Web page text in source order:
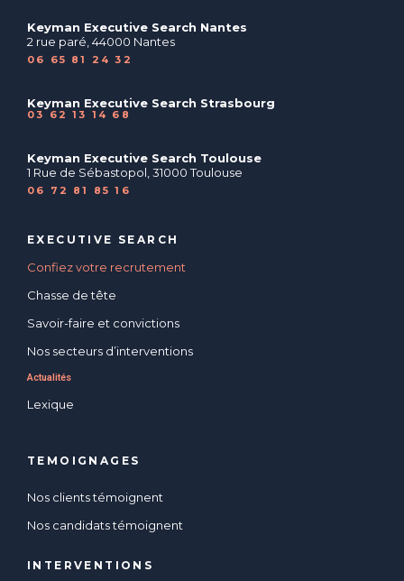
Keyman Executive Search Nantes
2 rue paré, 44000 Nantes
06 65 81 24 32
Keyman Executive Search Strasbourg
03 62 13 14 68
Keyman Executive Search Toulouse
1 Rue de Sébastopol, 31000 Toulouse
06 72 81 85 16
EXECUTIVE SEARCH
Confiez votre recrutement
Chasse de tête
Savoir-faire et convictions
Nos secteurs d’interventions
Actualités
Lexique
TEMOIGNAGES
Nos clients témoignent
Nos candidats témoignent
INTERVENTIONS